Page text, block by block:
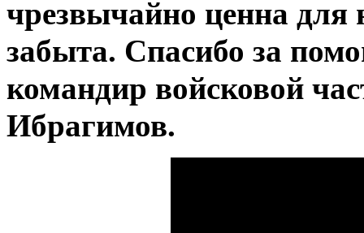
чрезвычайно ценна для
забыта. Спасибо за
командир войсковой
Ибрагимов.